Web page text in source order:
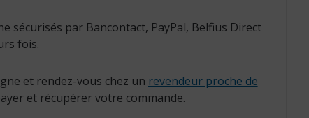
sécurisés par Bancontact, PayPal, Belfius Direct
fois.
et rendez-vous chez un revendeur proche de
et récupérer votre commande.